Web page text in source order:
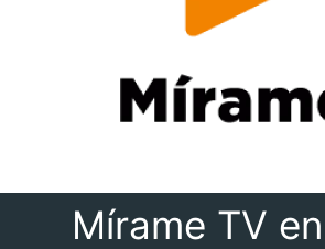
Mírame TV